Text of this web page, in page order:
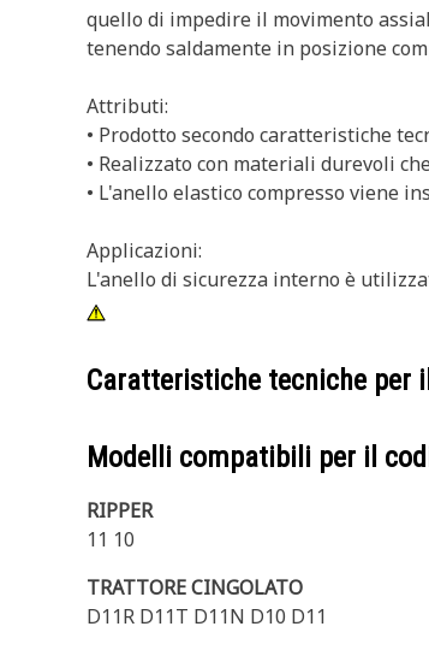
quello di impedire il movimento
tenendo saldamente in posizione
Attributi:
• Prodotto secondo caratteristiche
• Realizzato con materiali durevoli
• L'anello elastico compresso viene
Applicazioni:
L'anello di sicurezza interno è
Caratteristiche tecniche per
Modelli compatibili per il
RIPPER
11 10
TRATTORE CINGOLATO
D11R D11T D11N D10 D11